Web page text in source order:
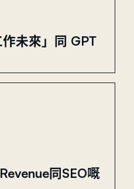
未來」同 GPT
同SEO嘅